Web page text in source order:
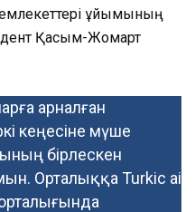
мемлекеттері ұйымының
Қасым-Жомарт
арналған
кеңесіне мүше
бірлескен
Орталыққа Turkic ai